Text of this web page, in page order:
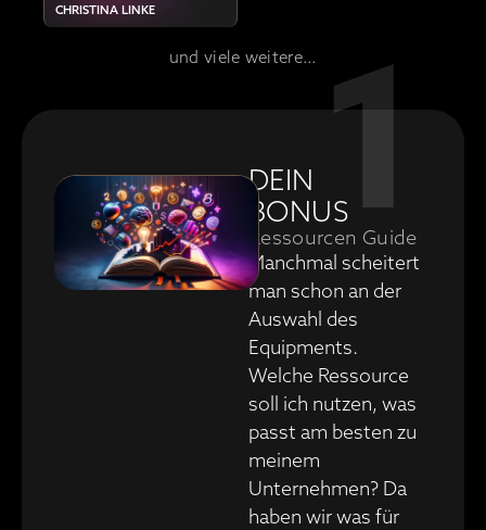
CHRISTINA LINKE
und viele weitere… 1
DEIN
BONUS
Ressourcen Guide
Manchmal scheitert
man schon an der
Auswahl des
Equipments.
Welche Ressource
soll ich nutzen, was
passt am besten zu
meinem
Unternehmen? Da
haben wir was für